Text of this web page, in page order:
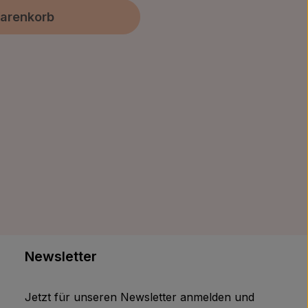
Newsletter
Jetzt für unseren Newsletter anmelden und